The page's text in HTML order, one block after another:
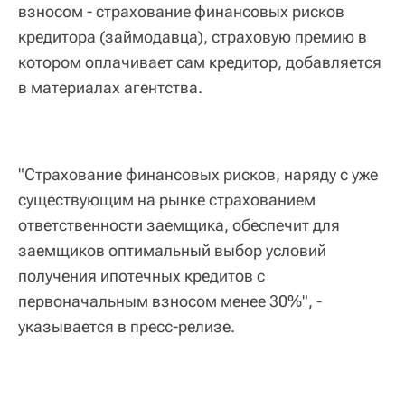
взносом - страхование финансовых рисков
кредитора (займодавца), страховую премию в
котором оплачивает сам кредитор, добавляется
в материалах агентства.
"Страхование финансовых рисков, наряду с уже
существующим на рынке страхованием
ответственности заемщика, обеспечит для
заемщиков оптимальный выбор условий
получения ипотечных кредитов с
первоначальным взносом менее 30%", -
указывается в пресс-релизе.